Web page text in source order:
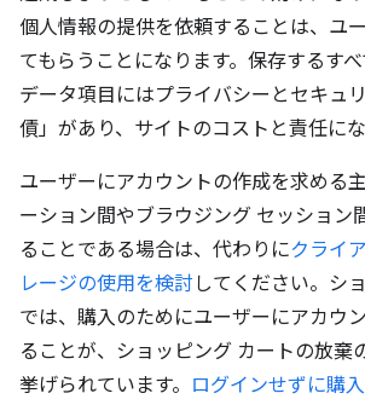
個人情報の提供を依頼することは、ユ
てもらうことになります。保存するす
データ項目にはプライバシーとセキュ
債」があり、サイトのコストと責任にな
ユーザーにアカウントの作成を求める
ーション間やブラウジング セッション
ることである場合は、代わりにクライ
レージの使用を検討してください。シ
では、購入のためにユーザーにアカウ
ることが、ショッピング カートの放棄
挙げられています。 ログインせずに購